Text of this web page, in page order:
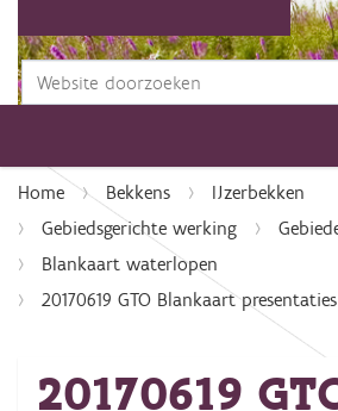
Zoek
Home Bekkens
IJzerbekken
Gebiedsgerichte werking
Blankaart waterlopen
20170619 GTO Blankaart presentaties
20170619